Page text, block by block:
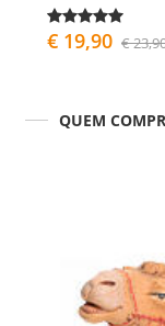
€ 19,90 €
QUEM